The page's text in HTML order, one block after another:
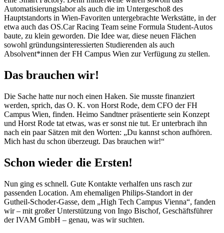
Automatisierungslabor als auch die im Untergeschoß des
Hauptstandorts in Wien-Favoriten untergebrachte Werkstätte, in der
etwa auch das OS.Car Racing Team seine Formula Student-Autos
baute, zu klein geworden. Die Idee war, diese neuen Flächen
sowohl gründungsinteressierten Studierenden als auch
Absolvent*innen der FH Campus Wien zur Verfügung zu stellen.
Das brauchen wir!
Die Sache hatte nur noch einen Haken. Sie musste finanziert
werden, sprich, das O. K. von Horst Rode, dem CFO der FH
Campus Wien, finden. Heimo Sandtner präsentierte sein Konzept
und Horst Rode tat etwas, was er sonst nie tut. Er unterbrach ihn
nach ein paar Sätzen mit den Worten: „Du kannst schon aufhören.
Mich hast du schon überzeugt. Das brauchen wir!“
Schon wieder die Ersten!
Nun ging es schnell. Gute Kontakte verhalfen uns rasch zur
passenden Location. Am ehemaligen Philips-Standort in der
Gutheil-Schoder-Gasse, dem „High Tech Campus Vienna“, fanden
wir – mit großer Unterstützung von Ingo Bischof, Geschäftsführer
der IVAM GmbH – genau, was wir suchten.